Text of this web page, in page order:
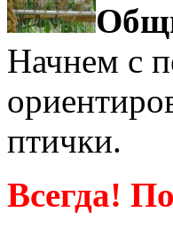
Начнем с
птички.
Всегда!